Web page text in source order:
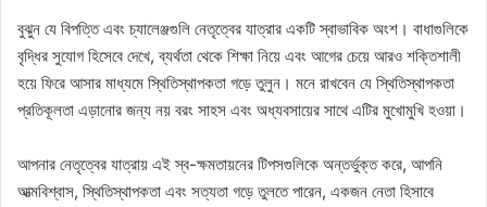
বুঝুন যে বিপত্তি এবং চ্যালেঞ্জগুলি নেতৃত্বের যাত্রার একটি স্বাভাবিক অংশ। বাধাগুলিকে
বৃদ্ধির সুযোগ হিসেবে দেখে, ব্যর্থতা থেকে শিক্ষা নিয়ে এবং আগের চেয়ে আরও শক্তিশালী
হয়ে ফিরে আসার মাধ্যমে স্থিতিস্থাপকতা গড়ে তুলুন। মনে রাখবেন যে স্থিতিস্থাপকতা
প্রতিকূলতা এড়ানোর জন্য নয় বরং সাহস এবং অধ্যবসায়ের সাথে এটির মুখোমুখি হওয়া।
আপনার নেতৃত্বের যাত্রায় এই স্ব-ক্ষমতায়নের টিপসগুলিকে অন্তর্ভুক্ত করে, আপনি
আত্মবিশ্বাস, স্থিতিস্থাপকতা এবং সত্যতা গড়ে তুলতে পারেন, একজন নেতা হিসাবে